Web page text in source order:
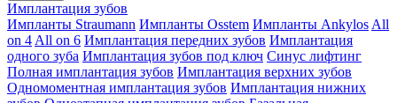
Имплантация зубов
Импланты Straumann Импланты Osstem Импланты Ankylos All
on 4 All on 6 Имплантация передних зубов Имплантация
одного зуба Имплантация зубов под ключ Синус лифтинг
Полная имплантация зубов Имплантация верхних зубов
Одномоментная имплантация зубов Имплантация нижних